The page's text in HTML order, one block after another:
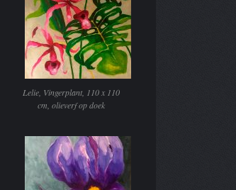
Lelie, Vingerplant, 110 x 110
cm, olieverf op doek